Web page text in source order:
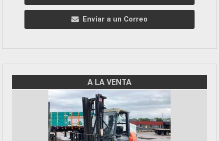
Enviar a un Correo
A LA VENTA